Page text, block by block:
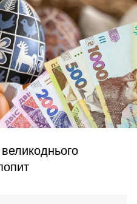
великоднього